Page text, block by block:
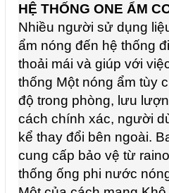
HỆ THỐNG ONE ẨM
Nhiều người sử dụng
ẩm nóng đến hệ thống
thoải mái và giúp với
thống Một nóng ẩm tùy
độ trong phòng, lưu
cách chính xác, người
kể thay đổi bên ngoài.
cung cấp bảo vệ từ
thống ống phi nước